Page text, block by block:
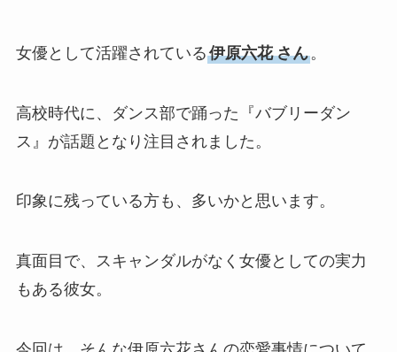
女優として活躍されている伊原六花 さん。
高校時代に、ダンス部で踊った『バブリーダン
ス』が話題となり注目されました。
印象に残っている方も、多いかと思います。
真面目で、スキャンダルがなく女優としての実力
もある彼女。